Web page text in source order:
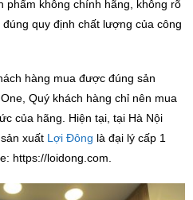
phẩm không chính hãng, không rõ
quy định chất lượng của công
hàng mua được đúng sản
Quý khách hàng chỉ nên mua
của hãng. Hiện tại, tại Hà Nội
xuất Lợi Đông là đại lý cấp 1
https://loidong.com.